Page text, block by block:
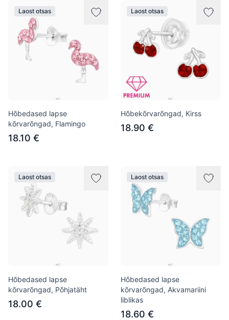
Laost otsas
Hõbedased lapse
kõrvarõngad, Flamingo
18.10 €
Laost otsas
Hõbekõrvarõngad, Kirss
18.90 €
Laost otsas
Hõbedased lapse
kõrvarõngad, Põhjatäht
18.00 €
Laost otsas
Hõbedased lapse
kõrvarõngad, Akvamariini
liblikas
18.60 €